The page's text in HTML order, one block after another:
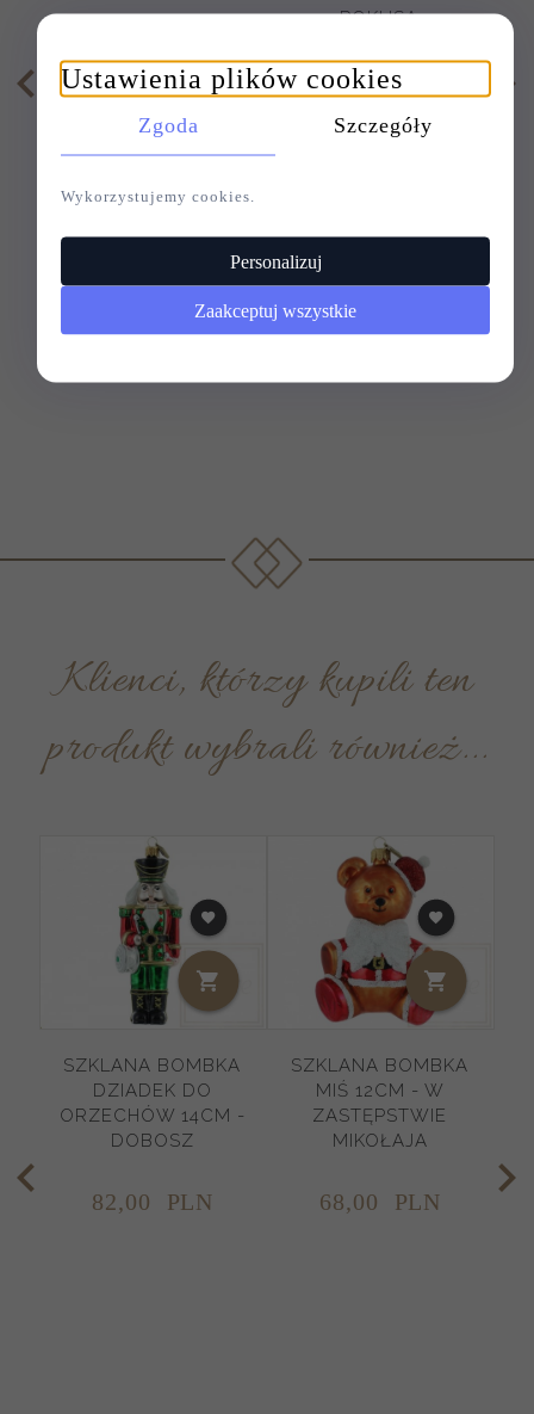
49,00 PLN
POKUSA
65, 00 PLN
Klienci, którzy kupili ten
produkt wybrali również...
SZKLANA BOMBKA
DZIADEK DO
ORZECHÓW 14CM -
DOBOSZ
82,00 PLN
SZKLANA BOMBKA
MIŚ 12CM - W
ZASTĘPSTWIE
MIKOŁAJA
68,00 PLN
Ustawienia plików cookies
Zgoda Szczegóły
Wykorzystujemy cookies.
Personalizuj
Zaakceptuj wszystkie